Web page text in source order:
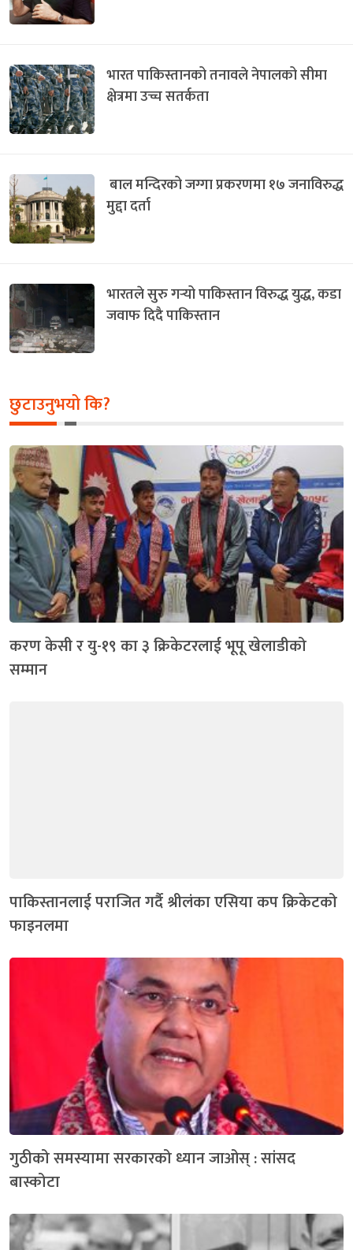
भारत पाकिस्तानको तनावले नेपालको सीमा
क्षेत्रमा उच्च सतर्कता
बाल मन्दिरको जग्गा प्रकरणमा १७ जनाविरुद्ध
मुद्दा दर्ता
भारतले सुरु गर्‍यो पाकिस्तान विरुद्ध युद्ध, कडा
जवाफ दिदै पाकिस्तान
छुटाउनुभयो कि?
करण केसी र यु-१९ का ३ क्रिकेटरलाई भूपू खेलाडीको
सम्मान
पाकिस्तानलाई पराजित गर्दै श्रीलंका एसिया कप क्रिकेटको
फाइनलमा
गुठीको समस्यामा सरकारको ध्यान जाओस् : सांसद
बास्कोटा